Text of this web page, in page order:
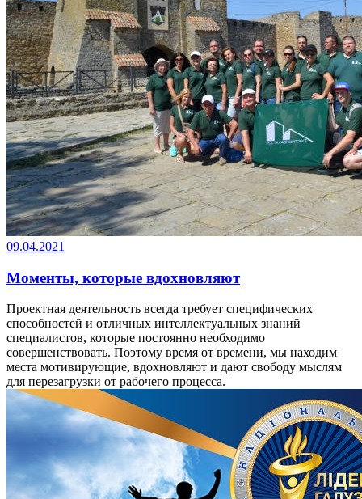
09.04.2021
Моменты, которые вдохновляют
Проектная деятельность всегда требует специфических
способностей и отличных интеллектуальных знаний
специалистов, которые постоянно необходимо
совершенствовать. Поэтому время от времени, мы находим
места мотивирующие, вдохновляют и дают свободу мыслям
для перезагрузки от рабочего процесса.